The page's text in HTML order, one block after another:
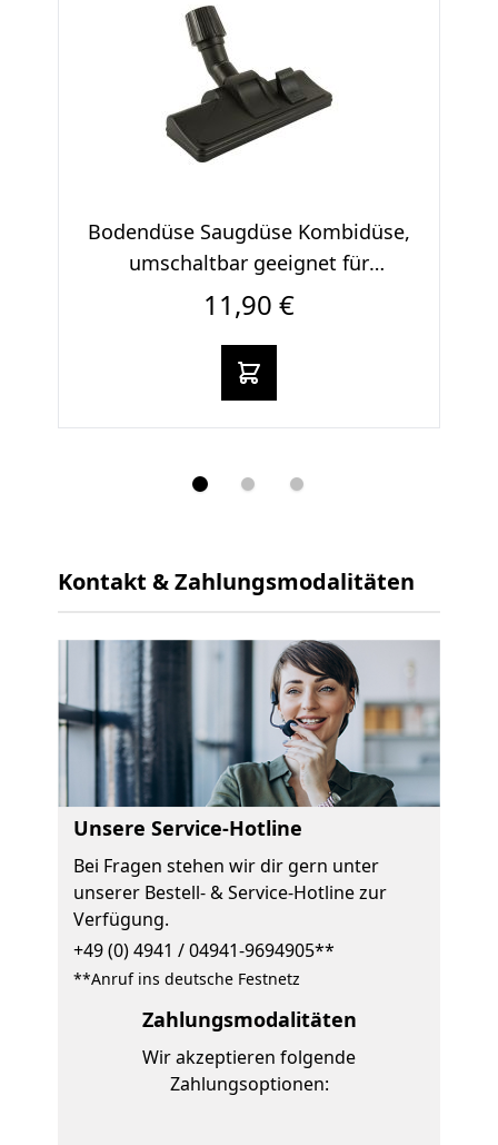
Bodendüse Saugdüse Kombidüse,
umschaltbar geeignet für
Staubsauger 30 bis 37 mm
11,90 €
In den warenkorb
Kontakt & Zahlungsmodalitäten
Unsere Service-Hotline
Bei Fragen stehen wir dir gern unter
unserer Bestell- & Service-Hotline zur
Verfügung.
+49 (0) 4941 / 04941-9694905**
**Anruf ins deutsche Festnetz
Zahlungsmodalitäten
Wir akzeptieren folgende
Zahlungsoptionen: